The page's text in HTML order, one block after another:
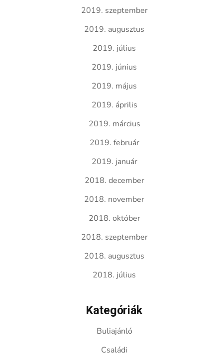
2019. szeptember
2019. augusztus
2019. július
2019. június
2019. május
2019. április
2019. március
2019. február
2019. január
2018. december
2018. november
2018. október
2018. szeptember
2018. augusztus
2018. július
Kategóriák
Buliajánló
Családi